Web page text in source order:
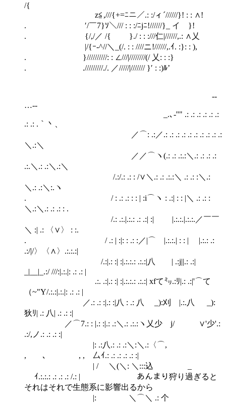
/{
z≦,///{+=ﾆニ／.: :/ィ´//////}! : : ∧!
. ′/￣7}ｿ＼/// : : :/ﾆjﾆ!//////}_ イ }!
. {/,/／ /{ }./ : : :///仁|//////,.: ∧乂
|/{ｰ-^//＼_(/. : : ////ニ!//////,.ｲ. :}: : ),
. }//////////: : ∠///|////////(/ 乂: : :}
. ./////////./. ／/////|/////// }′ : :)ﾙ’
-‐
…‐-
_.､-''" .: .: .: .: .: .:
.: .: .｀丶、
／⌒: .:／.: .: .: .: .: .: .: .: .: .:
＼.:＼
／／⌒ヽ(.: .: .:.:＼.: .: .: .:
.:.＼.: .:＼.:＼
/.:/.: .: : /∨＼.: .: .:.:＼ .: .: :＼.:
＼.: .:＼:.ヽ
. / : .: .: : : | :i⌒ヽ : .:| : : |＼ .: .: :
＼.:＼.: .: .: : .
/.: .:.|.:.: .: .:| :| |.:.:.|.:.:.／￣￣
＼ :| .: 〈∨〉 : :.
. / .: | :|: : .: :／|⌒ |.:.:.| : : | |.:.: .:
.:/|/〉〈∧〉.:.:.:|
/.:|.: :| :|.:.:.: .:.:|八 | .:j||.: .:|
_|__|_.:/ ///:|.:.|: .: .: |
.:. .:|.: :| :|.:.:.: .:.:| xfて㍉.:ﾘ|.: .:|'⌒て
（~"Y/.:.:|.:.|: .: .: |
／.: .: :|.: :|八 : .: 八 _):刈 |.:.八 _):
狄ﾘ| .: 八| .: .: :|
／⌒7.: : |.: :|.: .:＼.: .:.:ヽ乂少 j/ ∨'少'.:
.:/,ノ.: .: .: :|
|: .:八.: .: .:＼:＼.:〈⌒,
, ､ , , 厶ｲ.: .: .: .: .: :|
| / ＼(＼: ＼:::込 _
ｲ.:.:.: .: .: .: /.: | あんまり狩り過ぎると
それはそれで生態系に影響出るから
|: ＼⌒＼ .: 个